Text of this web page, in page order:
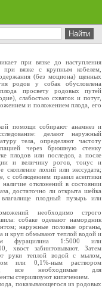
при вязке до наступления
при вязке с крупным кобелем,
(без моциона) щенных
родов у собак обусловлена
просвету родовых путей
слабостью схваток и потуг,
и положением плода, его
помощи собирают анамнез и
делают наружный
тела, определяют частоту
через брюшную стенку
плодов или последов, а после
и величину рогов, тонус и
скопление лохий или экссудата;
с соблюдением правил асептики
отклонений в состоянии
достаточно ли открыта шейка
плодный пузырь или
необходимо строго
собаке одевают намордник
наружные половые органы,
и круп обмывают теплой водой и
фурацилина 1:5000 или
хвост забинтовывают. Затем
руки теплой водой с мылом,
или 0,1%-ным раствором
все необходимые для
стерилизуют кипячением.
показывающегося из родовых